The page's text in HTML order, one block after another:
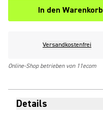
In den Warenkorb
Versandkostenfrei
Online-Shop betrieben von 11ecom
Details